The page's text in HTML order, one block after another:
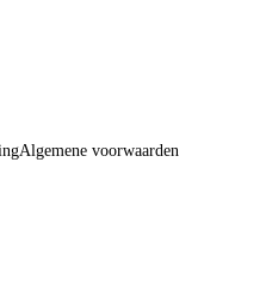
Algemene voorwaarden